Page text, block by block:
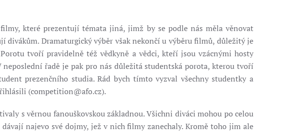
které prezentují témata jiná, jimž by se podle nás měla věnovat
divákům. Dramaturgický výběr však nekončí u výběru filmů, důležitý je
tvoří pravidelně též vědkyně a vědci, kteří jsou vzácnými hosty
řadě je pak pro nás důležitá studentská porota, kterou tvoří
prezenčního studia. Rád bych tímto vyzval všechny studentky a
(competition@afo.cz).
s věrnou fanouškovskou základnou. Všichni diváci mohou po celou
najevo své dojmy, jež v nich filmy zanechaly. Kromě toho jim ale